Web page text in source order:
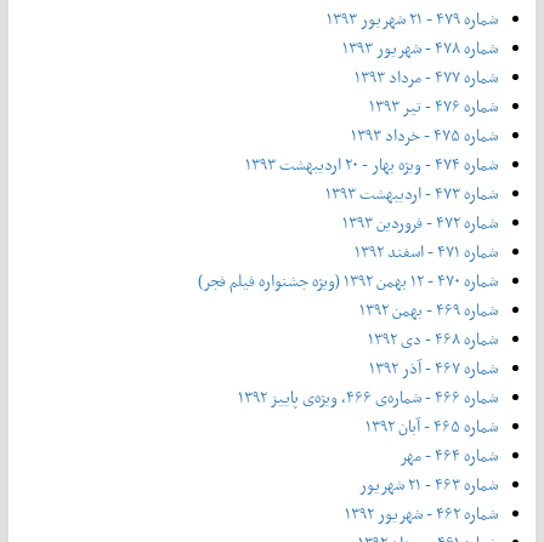
شماره ۴۷۹ - ۲۱ شهریور ۱۳۹۳
شماره ۴۷۸ - شهریور ۱۳۹۳
شماره ۴۷۷ - مرداد ۱۳۹۳
شماره ۴۷۶ - تیر ۱۳۹۳
شماره ۴۷۵ - خرداد ۱۳۹۳
شماره ۴۷۴ - ویژه بهار - ۲۰ اردیبهشت ۱۳۹۳
شماره ۴۷۳ - اردیبهشت ۱۳۹۳
شماره ۴۷۲ - فروردین ۱۳۹۳
شماره ۴۷۱ - اسفند ۱۳۹۲
شماره ۴۷۰ - ۱۲ بهمن ۱۳۹۲ (ویژه جشنواره فیلم فجر)
شماره ۴۶۹ - بهمن ۱۳۹۲
شماره ۴۶۸ - دی ۱۳۹۲
شماره ۴۶۷ - آذر ۱۳۹۲
شماره ۴۶۶ - شماره‌ی ۴۶۶، ویژه‌ی پاییز ۱۳۹۲
شماره ۴۶۵ - آبان ۱۳۹۲
شماره ۴۶۴ - مهر
شماره ۴۶۳ - ۲۱ شهریور
شماره ۴۶۲ - شهریور ۱۳۹۲